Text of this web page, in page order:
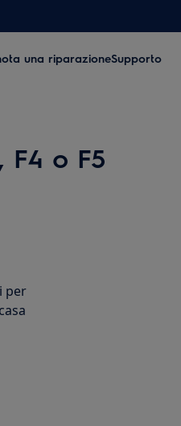
una riparazioneSupporto
o F5
per